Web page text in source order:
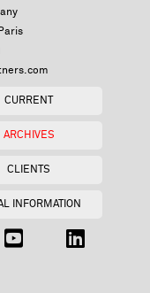
CURRENT
ARCHIVES
CLIENTS
INFORMATION